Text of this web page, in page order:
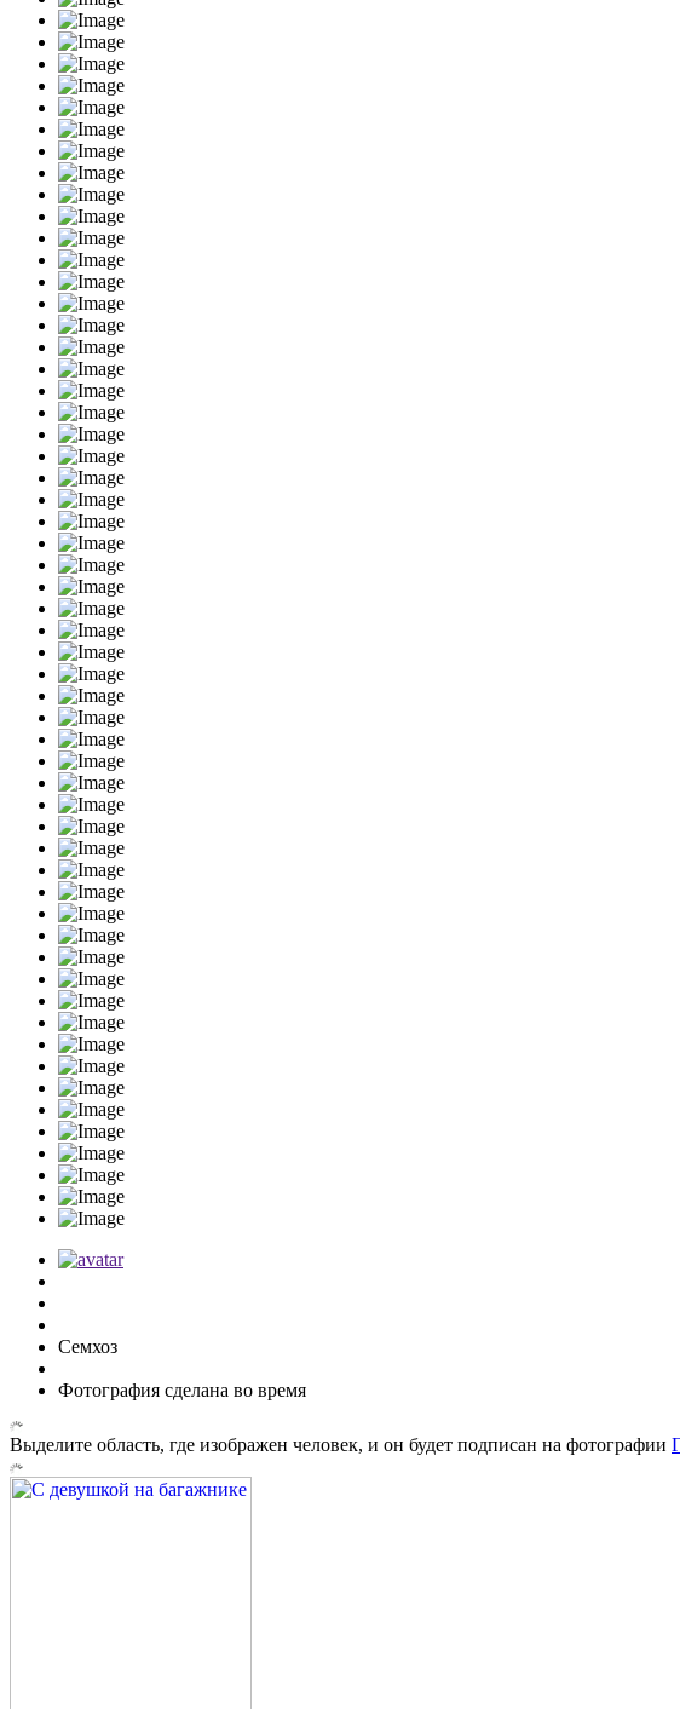
Семхоз
Фотография сделана во время
Выделите область, где изображен человек, и он будет подписан на фотографии